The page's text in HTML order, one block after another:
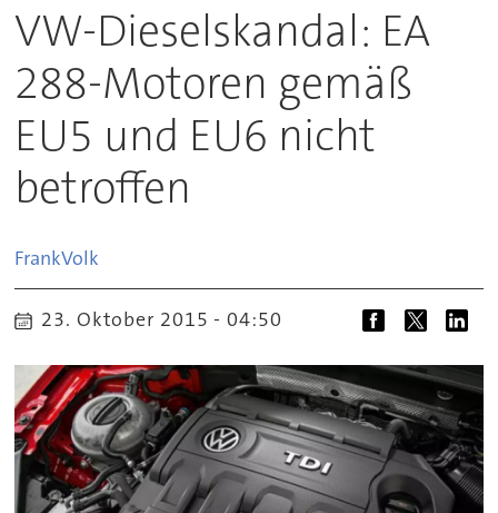
VW-Dieselskandal: EA
288-Motoren gemäß
EU5 und EU6 nicht
betroffen
FrankVolk
23. Oktober 2015 - 04:50